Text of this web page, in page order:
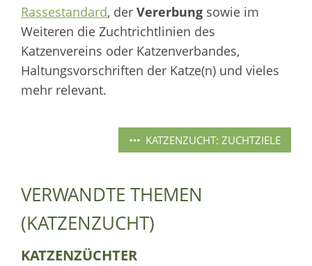
Rassestandard, der Vererbung sowie im
Weiteren die Zuchtrichtlinien des
Katzenvereins oder Katzenverbandes,
Haltungsvorschriften der Katze(n) und vieles
mehr relevant.
KATZENZUCHT: ZUCHTZIELE
VERWANDTE THEMEN
(KATZENZUCHT)
KATZENZÜCHTER